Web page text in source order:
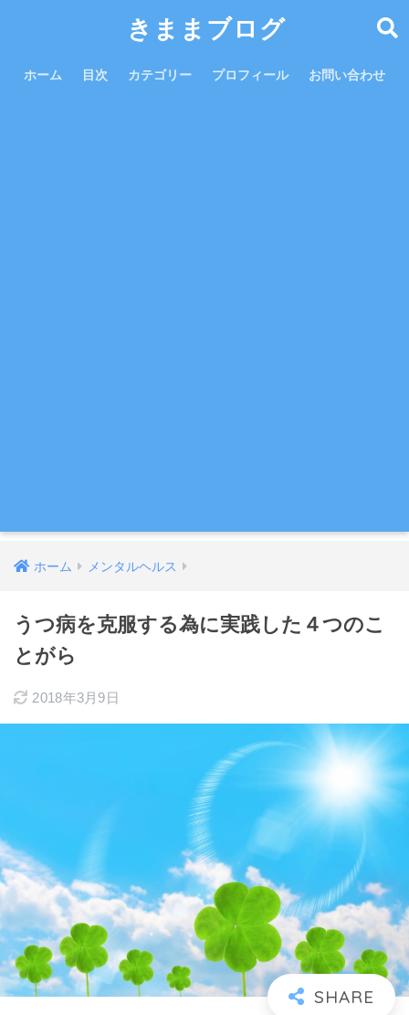
きままブログ
ホーム 目次 カテゴリー プロフィール お問い合わせ
ホーム メンタルヘルス
うつ病を克服する為に実践した４つのこ
とがら
2018年3月9日